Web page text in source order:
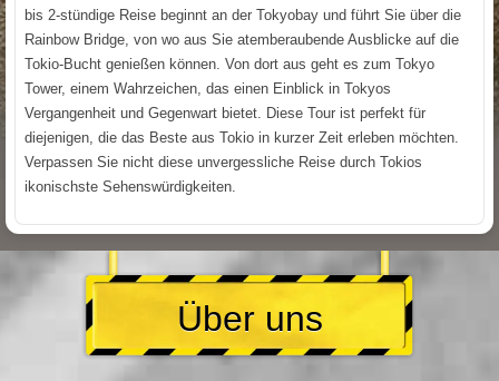
bis 2-stündige Reise beginnt an der Tokyobay und führt Sie über die
Rainbow Bridge, von wo aus Sie atemberaubende Ausblicke auf die
Tokio-Bucht genießen können. Von dort aus geht es zum Tokyo
Tower, einem Wahrzeichen, das einen Einblick in Tokyos
Vergangenheit und Gegenwart bietet. Diese Tour ist perfekt für
diejenigen, die das Beste aus Tokio in kurzer Zeit erleben möchten.
Verpassen Sie nicht diese unvergessliche Reise durch Tokios
ikonischste Sehenswürdigkeiten.
Über uns